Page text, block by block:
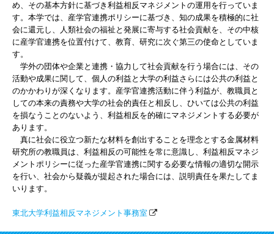
め、その基本方針に基づき利益相反マネジメントの運用を行っていま
す。本学では、産学官連携ポリシーに基づき、知の成果を積極的に社
会に還元し、人類社会の福祉と発展に寄与する社会貢献を、その中核
に産学官連携を位置付けて、教育、研究に次ぐ第三の使命としていま
す。
学外の団体や企業と連携・協力して社会貢献を行う場合には、その
活動や成果に関して、個人の利益と大学の利益さらには公共の利益と
のかかわりが深くなります。産学官連携活動に伴う利益が、教職員と
しての本来の責務や大学の社会的責任と相反し、ひいては公共の利益
を損なうことのないよう、利益相反を的確にマネジメントする必要が
あります。
真に社会に役立つ新たな材料を創出することを理念とする金属材料
研究所の教職員は、利益相反の可能性を常に意識し、利益相反マネジ
メントポリシーに従った産学官連携に関する必要な情報の適切な開示
を行い、社会から疑義が提起された場合には、説明責任を果たしてま
いります。
東北大学利益相反マネジメント事務室